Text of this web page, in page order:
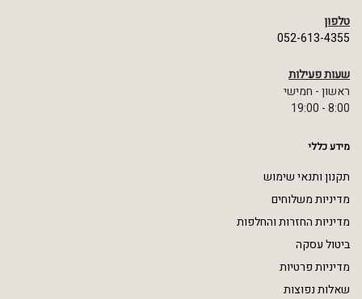
טלפון
052-613-4355
שעות פעילות
ראשון - חמישי
8:00 - 19:00
מידע כללי
תקנון ותנאי שימוש
מדיניות משלוחים
מדיניות החזרות והחלפות
ביטול עסקה
מדיניות פרטיות
שאלות נפוצות